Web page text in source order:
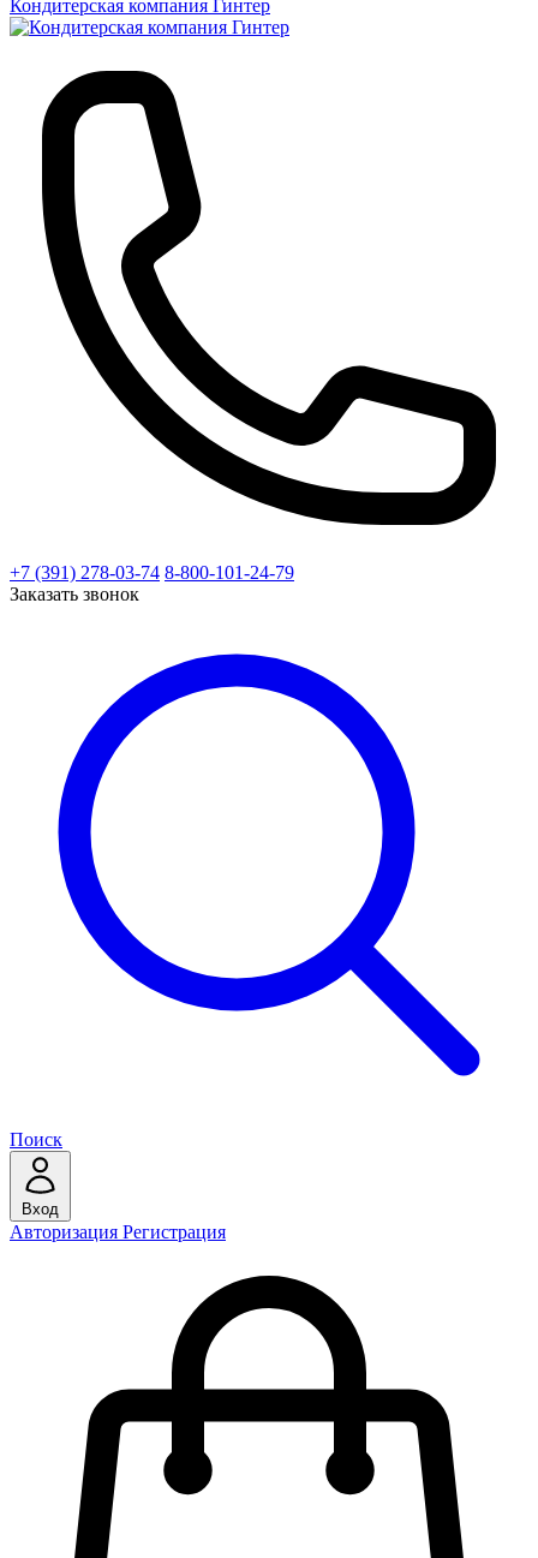
Кондитерская компания Гинтер
+7 (391) 278-03-74 8-800-101-24-79
Заказать звонок
Поиск
Вход
Авторизация Регистрация